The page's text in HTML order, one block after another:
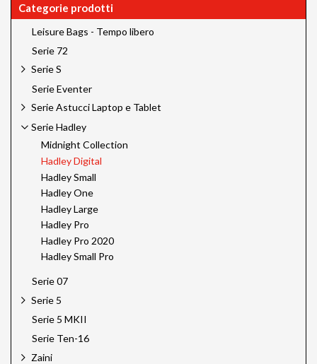
Categorie prodotti
Leisure Bags - Tempo libero
Serie 72
Serie S
Serie Eventer
Serie Astucci Laptop e Tablet
Serie Hadley
Midnight Collection
Hadley Digital
Hadley Small
Hadley One
Hadley Large
Hadley Pro
Hadley Pro 2020
Hadley Small Pro
Serie 07
Serie 5
Serie 5 MKII
Serie Ten-16
Zaini